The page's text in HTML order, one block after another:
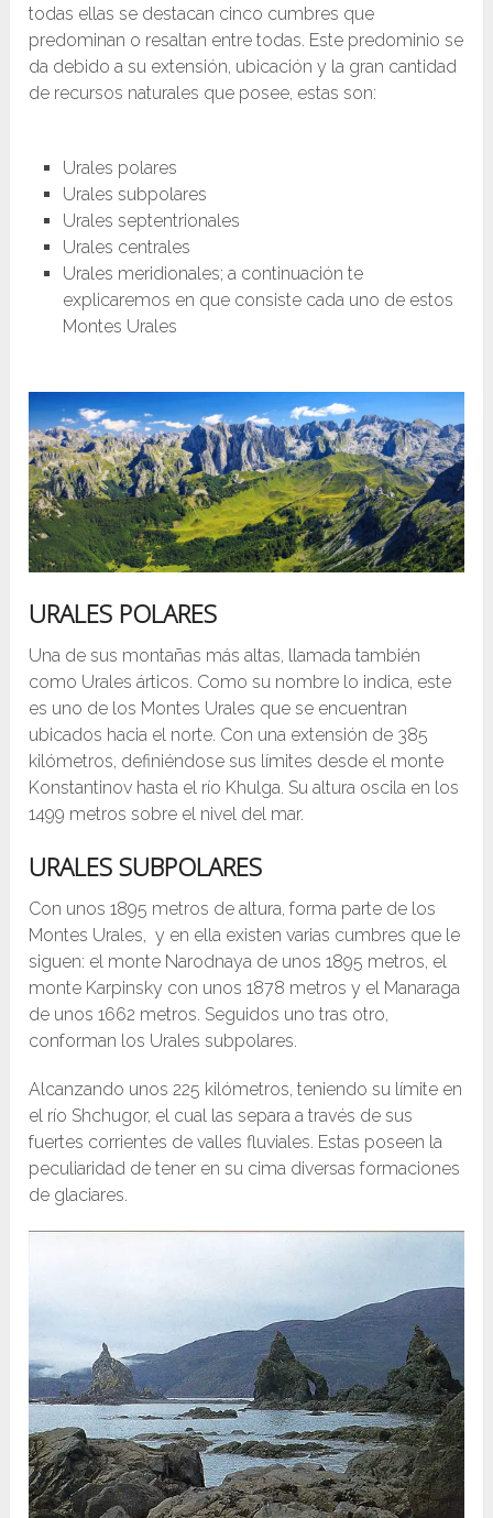
todas ellas se destacan cinco cumbres que
predominan o resaltan entre todas. Este predominio se
da debido a su extensión, ubicación y la gran cantidad
de recursos naturales que posee, estas son:
Urales polares
Urales subpolares
Urales septentrionales
Urales centrales
Urales meridionales; a continuación te
explicaremos en que consiste cada uno de estos
Montes Urales
URALES POLARES
Una de sus montañas más altas, llamada también
como Urales árticos. Como su nombre lo indica, este
es uno de los Montes Urales que se encuentran
ubicados hacia el norte. Con una extensión de 385
kilómetros, definiéndose sus límites desde el monte
Konstantinov hasta el río Khulga. Su altura oscila en los
1499 metros sobre el nivel del mar.
URALES SUBPOLARES
Con unos 1895 metros de altura, forma parte de los
Montes Urales, y en ella existen varias cumbres que le
siguen: el monte Narodnaya de unos 1895 metros, el
monte Karpinsky con unos 1878 metros y el Manaraga
de unos 1662 metros. Seguidos uno tras otro,
conforman los Urales subpolares.
Alcanzando unos 225 kilómetros, teniendo su límite en
el río Shchugor, el cual las separa a través de sus
fuertes corrientes de valles fluviales. Estas poseen la
peculiaridad de tener en su cima diversas formaciones
de glaciares.